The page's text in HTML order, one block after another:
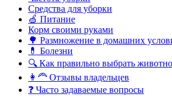
Средства для уборки
🍏 Питание
Корм своими руками
🌳 Размножение в домашних
💊 Болезни
🔍 Как правильно выбрать
👩‍🦰 Отзывы владельцев
❓ Часто задаваемые вопросы